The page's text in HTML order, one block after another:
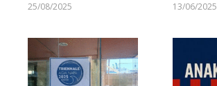
25/08/2025
13/06/2025